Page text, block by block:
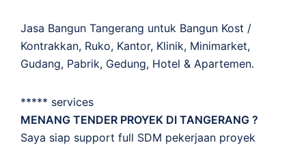
Jasa Bangun Tangerang untuk Bangun Kost /
Kontrakkan, Ruko, Kantor, Klinik, Minimarket,
Gudang, Pabrik, Gedung, Hotel & Apartemen.
***** services
MENANG TENDER PROYEK DI TANGERANG ?
Saya siap support full SDM pekerjaan proyek